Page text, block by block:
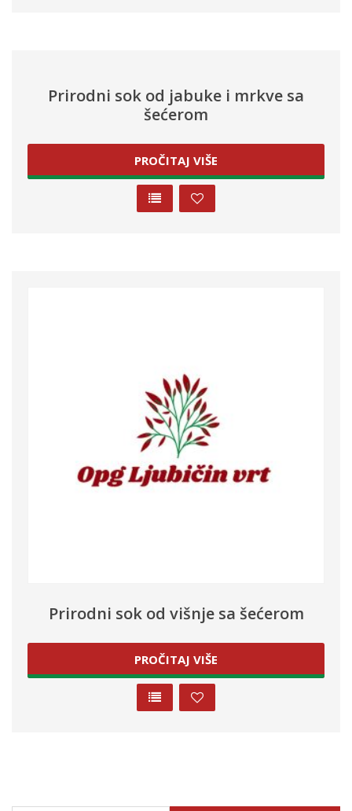
Prirodni sok od jabuke i mrkve sa
šećerom
PROČITAJ VIŠE
Prirodni sok od višnje sa šećerom
PROČITAJ VIŠE